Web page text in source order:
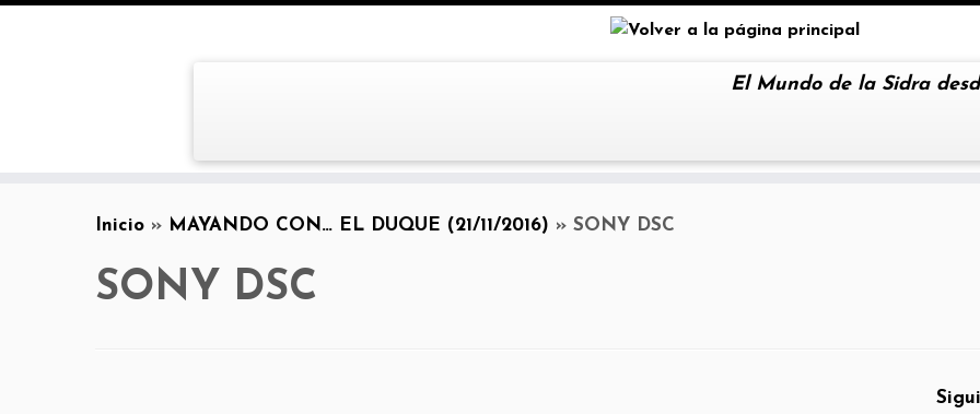
El Mundo de la Sidra
Inicio » MAYANDO CON… EL DUQUE (21/11/2016) » SONY DSC
SONY DSC